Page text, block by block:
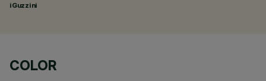
iGuzzini
COLOR